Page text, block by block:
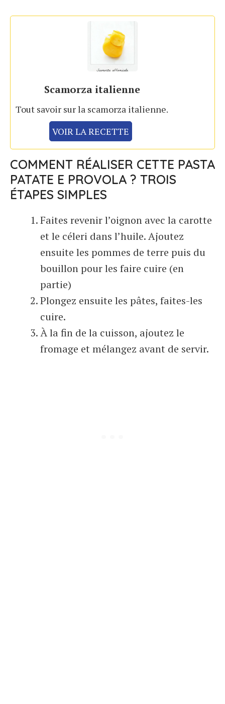
Scamorza italienne
Tout savoir sur la scamorza italienne.
VOIR LA RECETTE
COMMENT RÉALISER CETTE PASTA
PATATE E PROVOLA ? TROIS
ÉTAPES SIMPLES
Faites revenir l’oignon avec la carotte
et le céleri dans l’huile. Ajoutez
ensuite les pommes de terre puis du
bouillon pour les faire cuire (en
partie)
Plongez ensuite les pâtes, faites-les
cuire.
À la fin de la cuisson, ajoutez le
fromage et mélangez avant de servir.